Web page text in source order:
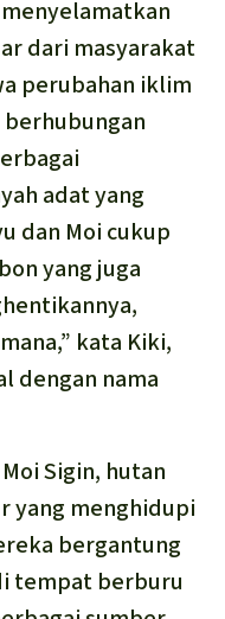
dari masyarakat
perubahan iklim
adat yang
dan Moi cukup
yang juga
kata Kiki,
dengan nama
Sigin, hutan
yang menghidupi
bergantung
tempat berburu